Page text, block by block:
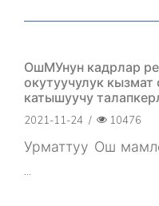
ОшМУнун кадрлар
окутуучулук
катышуучу
2021-11-24 / 10476
Урматтуу Ош